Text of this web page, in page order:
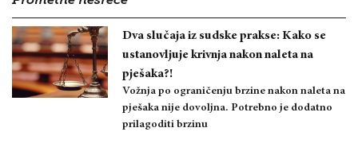
Dva slučaja iz sudske prakse: Kako se
ustanovljuje krivnja nakon naleta na
pješaka?!
Vožnja po ograničenju brzine nakon naleta na
pješaka nije dovoljna. Potrebno je dodatno
prilagoditi brzinu